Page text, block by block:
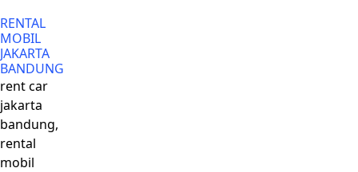
RENTAL
MOBIL
JAKARTA
BANDUNG
rent car
jakarta
bandung,
rental
mobil